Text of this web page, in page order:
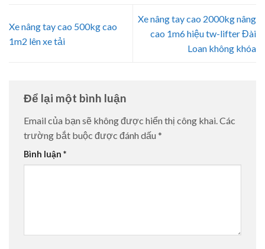
Xe nâng tay cao 500kg cao
1m2 lên xe tải
Xe nâng tay cao 2000kg nâng
cao 1m6 hiệu tw-lifter Đài
Loan không khóa
Để lại một bình luận
Email của bạn sẽ không được hiển thị công khai.Các
trường bắt buộc được đánh dấu *
Bình luận *